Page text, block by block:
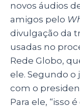
novos áudios
amigos pelo
divulgação da
usadas no
Rede Globo,
ele. Segundo
com o
Para ele, “isso